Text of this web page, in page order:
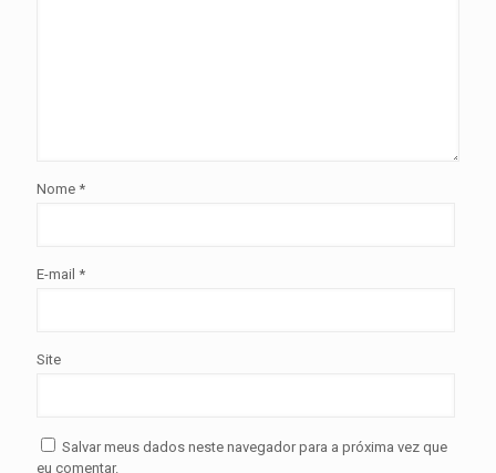
Nome *
E-mail *
Site
Salvar meus dados neste navegador para a próxima vez que
eu comentar.